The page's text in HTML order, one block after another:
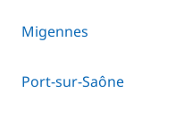
Migennes
Port-sur-Saône